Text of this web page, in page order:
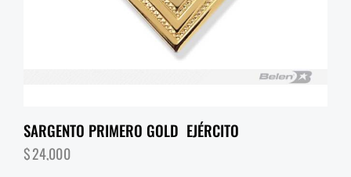
SARGENTO PRIMERO GOLD EJÉRCITO
$24,000